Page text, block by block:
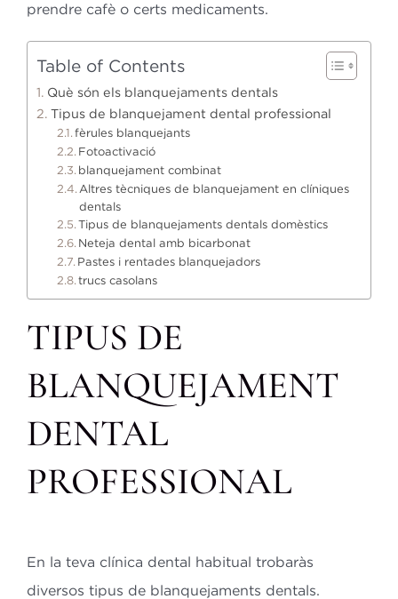
prendre cafè o certs medicaments.
Table of Contents
Què són els blanquejaments dentals
Tipus de blanquejament dental professional
fèrules blanquejants
Fotoactivació
blanquejament combinat
Altres tècniques de blanquejament en clíniques
dentals
Tipus de blanquejaments dentals domèstics
Neteja dental amb bicarbonat
Pastes i rentades blanquejadors
trucs casolans
TIPUS DE
BLANQUEJAMENT
DENTAL
PROFESSIONAL
En la teva clínica dental habitual trobaràs
diversos tipus de blanquejaments dentals.